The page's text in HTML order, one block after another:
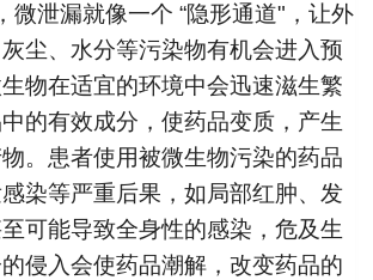
微泄漏就像一个 “隐形通道"，让外
尘、水分等污染物有机会进入预
物在适宜的环境中会迅速滋生繁
的有效成分，使药品变质，产生
。患者使用被微生物污染的药品
染等严重后果，如局部红肿、发
可能导致全身性的感染，危及生
侵入会使药品潮解，改变药品的